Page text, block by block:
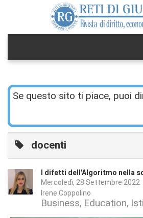
Se questo sito ti piace, puoi
docenti
I difetti dell'Algoritmo nella
Mercoledì, 28 Settembre 2022
Irene Coppolino
Business Education